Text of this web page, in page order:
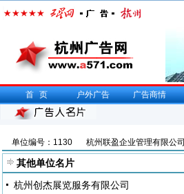
首页 户外广告 广告商情
单位编号：1130 杭州联盈企业管理有限公司
其他单位名片
杭州创杰展览服务有限公司